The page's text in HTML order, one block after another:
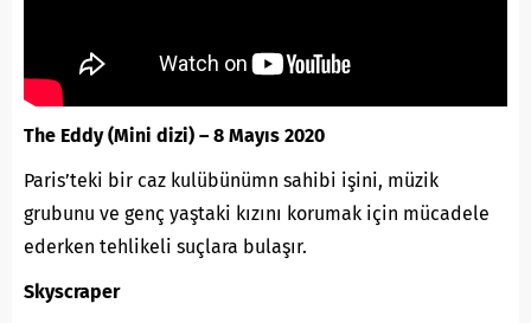
The Eddy (Mini dizi) – 8 Mayıs 2020
Paris’teki bir caz kulübünümn sahibi işini, müzik
grubunu ve genç yaştaki kızını korumak için mücadele
ederken tehlikeli suçlara bulaşır.
Skyscraper